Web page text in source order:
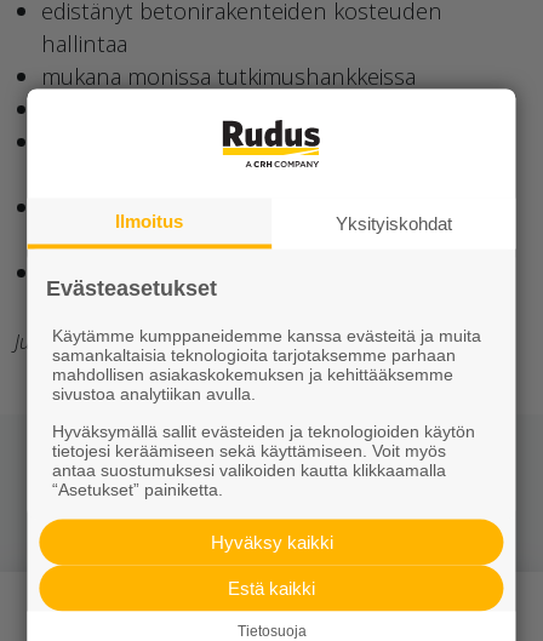
edistänyt betonirakenteiden kosteuden
hallintaa
mukana monissa tutkimushankkeissa
lisenssiaattityö 80-luvulla betoniterästen
lujuusluokitusten nostosta
pitkä ura Lohja Oy:n, Lohja Ruduksen ja Rudus
Oy:n palveluksessa
konsultti ja kuvanveistäjä
Julkaisija: Rudus Pro
Jaa somessa
Ilmoitus Yksityiskohdat
Evästeasetukset
Käytämme kumppaneidemme kanssa evästeitä ja muita
samankaltaisia teknologioita tarjotaksemme parhaan
mahdollisen asiakaskokemuksen ja kehittääksemme
sivustoa analytiikan avulla.
Hyväksymällä sallit evästeiden ja teknologioiden käytön
tietojesi keräämiseen sekä käyttämiseen. Voit myös
antaa suostumuksesi valikoiden kautta klikkaamalla
“Asetukset” painiketta.
Hyväksy kaikki
Estä kaikki
Tietosuoja